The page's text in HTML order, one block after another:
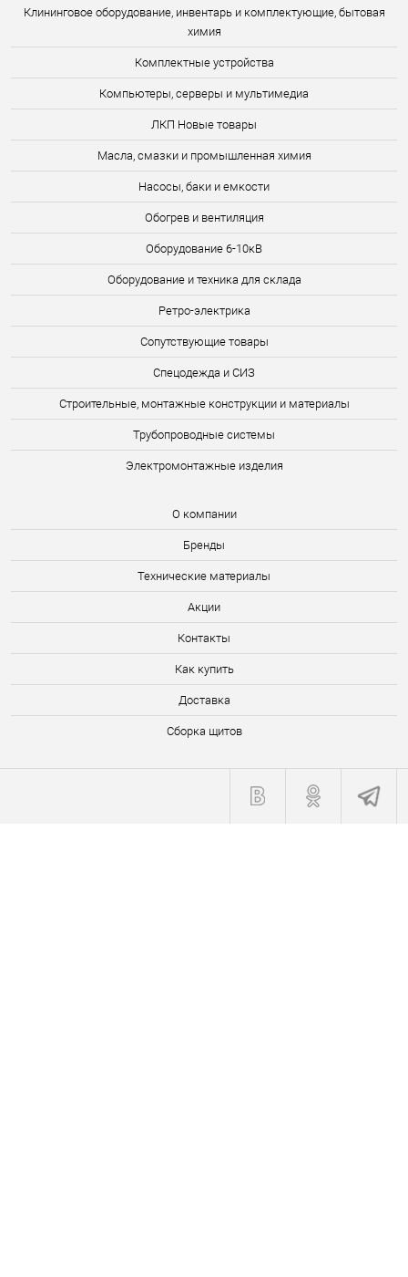
Клининговое оборудование, инвентарь и комплектующие, бытовая
химия
Комплектные устройства
Компьютеры, серверы и мультимедиа
ЛКП Новые товары
Масла, смазки и промышленная химия
Насосы, баки и емкости
Обогрев и вентиляция
Оборудование 6-10кВ
Оборудование и техника для склада
Ретро-электрика
Сопутствующие товары
Спецодежда и СИЗ
Строительные, монтажные конструкции и материалы
Трубопроводные системы
Электромонтажные изделия
О компании
Бренды
Технические материалы
Акции
Контакты
Как купить
Доставка
Сборка щитов